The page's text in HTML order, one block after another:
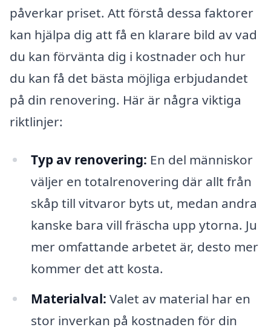
påverkar priset. Att förstå dessa faktorer
kan hjälpa dig att få en klarare bild av vad
du kan förvänta dig i kostnader och hur
du kan få det bästa möjliga erbjudandet
på din renovering. Här är några viktiga
riktlinjer:
Typ av renovering: En del människor
väljer en totalrenovering där allt från
skåp till vitvaror byts ut, medan andra
kanske bara vill fräscha upp ytorna. Ju
mer omfattande arbetet är, desto mer
kommer det att kosta.
Materialval: Valet av material har en
stor inverkan på kostnaden för din